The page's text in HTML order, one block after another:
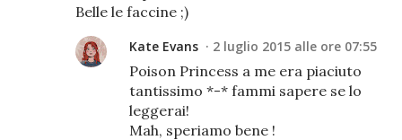
Belle le faccine ;)
Kate Evans 2 luglio 2015 alle ore 07:55
Poison Princess a me era piaciuto
tantissimo *-* fammi sapere se lo
leggerai!
Mah, speriamo bene !